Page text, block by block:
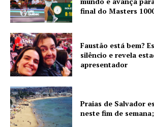
final do Masters
Faustão está bem?
silêncio e revela
apresentador
Praias de Salvador
neste fim de